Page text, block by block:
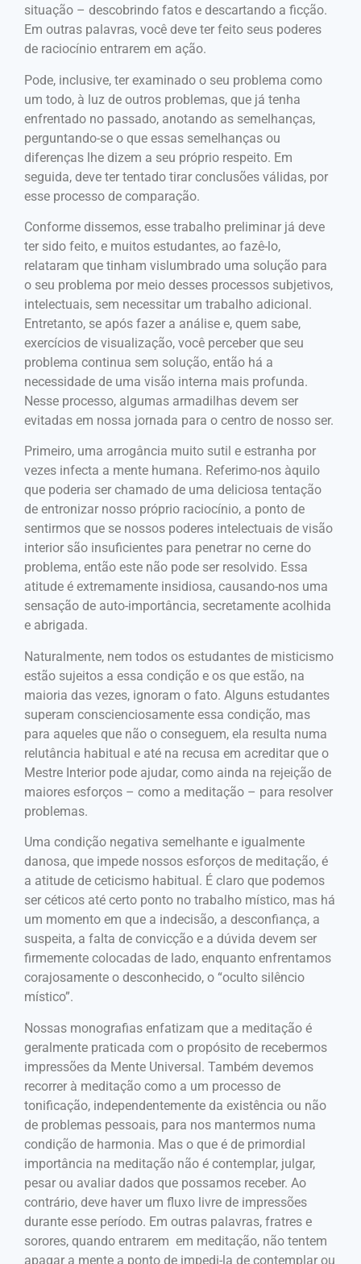
situação – descobrindo fatos e descartando a ficção.
Em outras palavras, você deve ter feito seus poderes
de raciocínio entrarem em ação.
Pode, inclusive, ter examinado o seu problema como
um todo, à luz de outros problemas, que já tenha
enfrentado no passado, anotando as semelhanças,
perguntando-se o que essas semelhanças ou
diferenças lhe dizem a seu próprio respeito. Em
seguida, deve ter tentado tirar conclusões válidas, por
esse processo de comparação.
Conforme dissemos, esse trabalho preliminar já deve
ter sido feito, e muitos estudantes, ao fazê-lo,
relataram que tinham vislumbrado uma solução para
o seu problema por meio desses processos subjetivos,
intelectuais, sem necessitar um trabalho adicional.
Entretanto, se após fazer a análise e, quem sabe,
exercícios de visualização, você perceber que seu
problema continua sem solução, então há a
necessidade de uma visão interna mais profunda.
Nesse processo, algumas armadilhas devem ser
evitadas em nossa jornada para o centro de nosso ser.
Primeiro, uma arrogância muito sutil e estranha por
vezes infecta a mente humana. Referimo-nos àquilo
que poderia ser chamado de uma deliciosa tentação
de entronizar nosso próprio raciocínio, a ponto de
sentirmos que se nossos poderes intelectuais de visão
interior são insuficientes para penetrar no cerne do
problema, então este não pode ser resolvido. Essa
atitude é extremamente insidiosa, causando-nos uma
sensação de auto-importância, secretamente acolhida
e abrigada.
Naturalmente, nem todos os estudantes de misticismo
estão sujeitos a essa condição e os que estão, na
maioria das vezes, ignoram o fato. Alguns estudantes
superam conscienciosamente essa condição, mas
para aqueles que não o conseguem, ela resulta numa
relutância habitual e até na recusa em acreditar que o
Mestre Interior pode ajudar, como ainda na rejeição de
maiores esforços – como a meditação – para resolver
problemas.
Uma condição negativa semelhante e igualmente
danosa, que impede nossos esforços de meditação, é
a atitude de ceticismo habitual. É claro que podemos
ser céticos até certo ponto no trabalho místico, mas há
um momento em que a indecisão, a desconfiança, a
suspeita, a falta de convicção e a dúvida devem ser
firmemente colocadas de lado, enquanto enfrentamos
corajosamente o desconhecido, o “oculto silêncio
místico”.
Nossas monografias enfatizam que a meditação é
geralmente praticada com o propósito de recebermos
impressões da Mente Universal. Também devemos
recorrer à meditação como a um processo de
tonificação, independentemente da existência ou não
de problemas pessoais, para nos mantermos numa
condição de harmonia. Mas o que é de primordial
importância na meditação não é contemplar, julgar,
pesar ou avaliar dados que possamos receber. Ao
contrário, deve haver um fluxo livre de impressões
durante esse período. Em outras palavras, fratres e
sorores, quando entrarem em meditação, não tentem
apagar a mente a ponto de impedi-la de contemplar ou